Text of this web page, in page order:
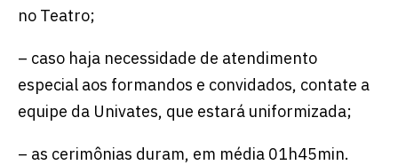
no Teatro;
– caso haja necessidade de atendimento
especial aos formandos e convidados, contate a
equipe da Univates, que estará uniformizada;
– as cerimônias duram, em média 01h45min.